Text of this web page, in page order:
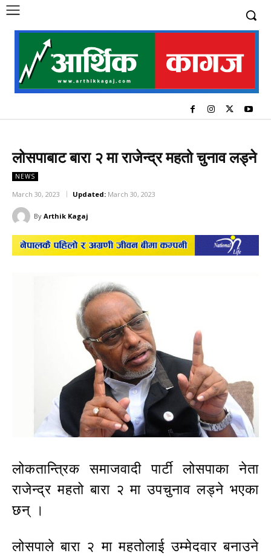
लोसपाबाट बारा २ मा राजेन्द्र महतो चुनाव लड्ने
NEWS
March 30, 2023 Updated: March 30, 2023
By Arthik Kagaj
लोकतान्त्रिक समाजवादी पार्टी लोसपाका नेता
राजेन्द्र महतो बारा २ मा उपचुनाव लड्ने भएका
छन् ।
लोसपाले बारा २ मा महतोलाई उम्मेदवार बनाउने